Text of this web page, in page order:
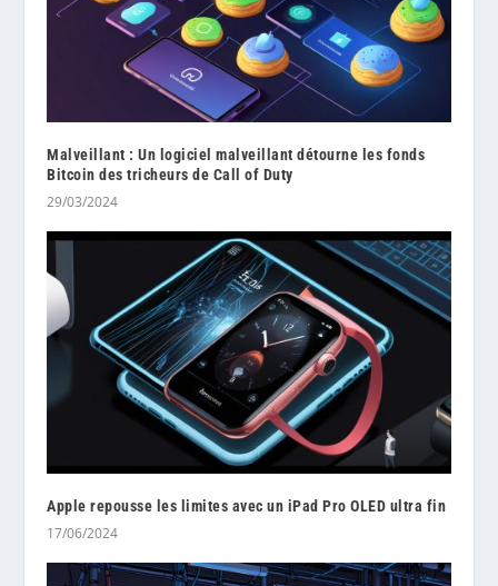
Malveillant : Un logiciel malveillant détourne les fonds
Bitcoin des tricheurs de Call of Duty
29/03/2024
Apple repousse les limites avec un iPad Pro OLED ultra fin
17/06/2024